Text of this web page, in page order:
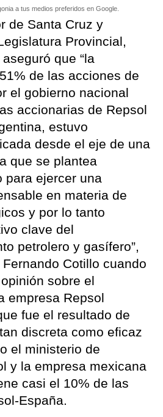
a tus medios preferidos en Google.
de Santa Cruz y
Provincial,
que “la
de las acciones de
el gobierno nacional
accionarias de Repsol
estuvo
desde el eje de una
que se plantea
para ejercer una
en materia de
y por lo tanto
clave del
petrolero y gasífero”,
Cotillo cuando
sobre el
empresa Repsol
fue el resultado de
discreta como eficaz
el ministerio de
y la empresa mexicana
casi el 10% de las
España.